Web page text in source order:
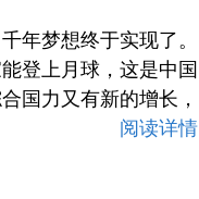
年梦想终于实现了。
登上月球，这是中国
国力又有新的增长，
阅读详情